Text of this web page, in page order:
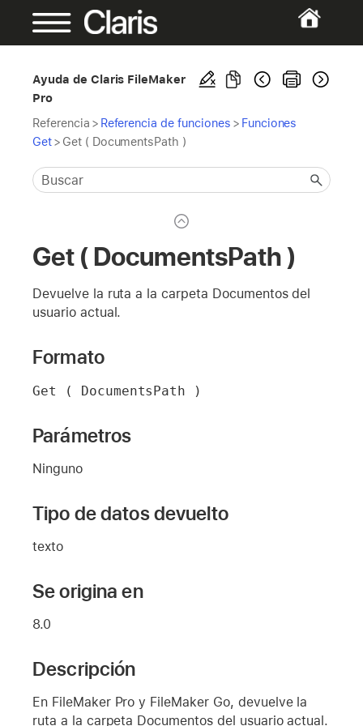
Ayuda de Claris FileMaker
Pro
Referencia > Referencia de funciones > Funciones
Get> Get ( DocumentsPath )
Get ( DocumentsPath )
Devuelve la ruta a la carpeta Documentos del
usuario actual.
Formato
Get ( DocumentsPath )
Parámetros
Ninguno
Tipo de datos devuelto
texto
Se origina en
8.0
Descripción
En FileMaker Pro y FileMaker Go, devuelve la
ruta a la carpeta Documentos del usuario actual.